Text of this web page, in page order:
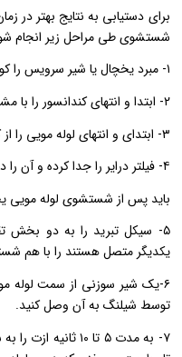
برای دستیابی به نتایج بهتر در
شستشوی طی مراحل زیر انجام
۱- مبرد یخچال یا شیر سرویس را کور کنید
۲- ابتدا و انتهای کندانسور را با مشعل جوشکاری جدا کنید
۳- ابتدای و انتهای لوله مویی را از کمپرسور و سیستم جدا کنید.
۴- فیلتر درایر را جدا کرده و آن را دور بریزید
باید پس از شستشوی لوله مویی
۵- سیکل تبرید را به دو بخش
یکدیگر متصل هستند را با هم
۶-یک شیر سوزنی از سمت لوله
توسط شیلنگ به آن وصل کنید.
۷- به مدت ۵ تا ۱۰